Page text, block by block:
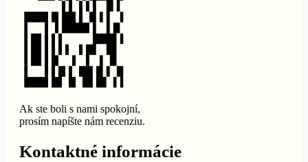
Ak ste boli s nami spokojní,
prosím napíšte nám recenziu.
Kontaktné informácie